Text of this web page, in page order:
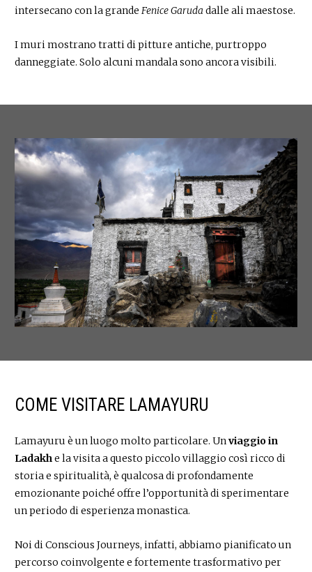
intersecano con la grande Fenice Garuda dalle ali maestose.
I muri mostrano tratti di pitture antiche, purtroppo
danneggiate. Solo alcuni mandala sono ancora visibili.
COME VISITARE LAMAYURU
Lamayuru è un luogo molto particolare. Unviaggio in
Ladakhe la visita a questo piccolo villaggio così ricco di
storia e spiritualità, è qualcosa di profondamente
emozionante poiché offre l’opportunità di sperimentare
un periodo di esperienza monastica.
Noi di Conscious Journeys, infatti, abbiamo pianificato un
percorso coinvolgente e fortemente trasformativo per